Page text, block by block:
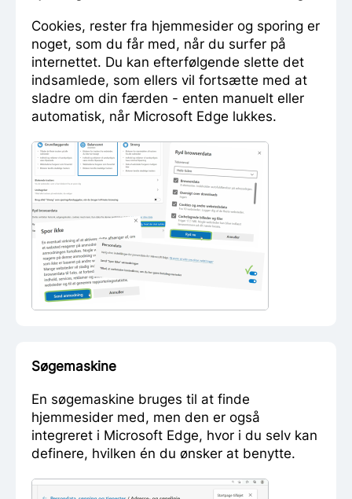
Cookies, rester fra hjemmesider og sporing er
noget, som du får med, når du surfer på
internettet. Du kan efterfølgende slette det
indsamlede, som ellers vil fortsætte med at
sladre om din færden - enten manuelt eller
automatisk, når Microsoft Edge lukkes.
Søgemaskine
En søgemaskine bruges til at finde
hjemmesider med, men den er også
integreret i Microsoft Edge, hvor i du selv kan
definere, hvilken én du ønsker at benytte.